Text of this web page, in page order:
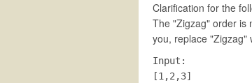
Clarification for the
The "Zigzag" order is
you, replace "Zigzag"
Input:
[1,2,3]